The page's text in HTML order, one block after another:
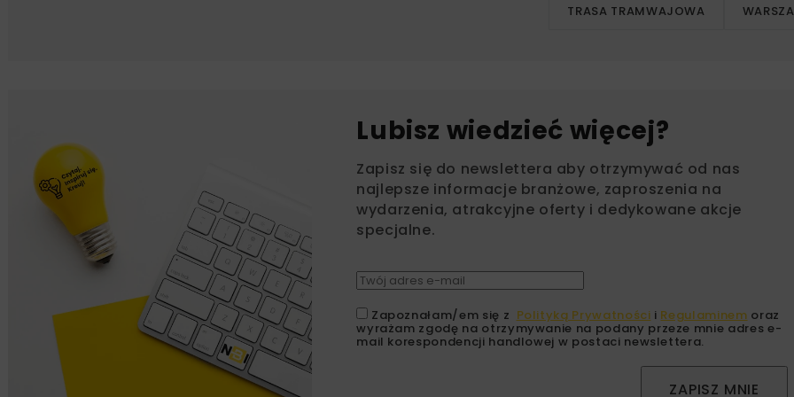
TRASA TRAMWAJOWA
Lubisz wiedzieć więcej?
Zapisz się do newslettera aby otrzymywać od nas
najlepsze informacje branżowe, zaproszenia na
wydarzenia, atrakcyjne oferty i dedykowane akcje
specjalne.
Zapoznałam/em się z Polityką Prywatności i Regulaminem oraz
wyrażam zgodę na otrzymywanie na podany przeze mnie adres e-
mail korespondencji handlowej w postaci newslettera.
ZAPISZ MNIE